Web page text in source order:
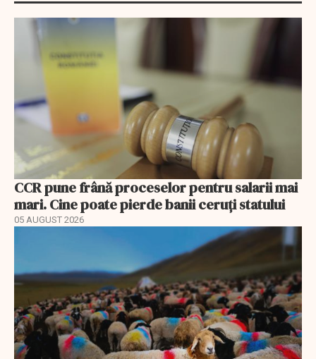
CCR pune frână proceselor pentru salarii mai
mari. Cine poate pierde banii ceruți statului
05 AUGUST 2026